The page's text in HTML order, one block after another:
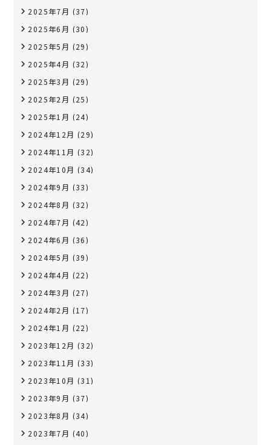
2025年7月 (37)
2025年6月 (30)
2025年5月 (29)
2025年4月 (32)
2025年3月 (29)
2025年2月 (25)
2025年1月 (24)
2024年12月 (29)
2024年11月 (32)
2024年10月 (34)
2024年9月 (33)
2024年8月 (32)
2024年7月 (42)
2024年6月 (36)
2024年5月 (39)
2024年4月 (22)
2024年3月 (27)
2024年2月 (17)
2024年1月 (22)
2023年12月 (32)
2023年11月 (33)
2023年10月 (31)
2023年9月 (37)
2023年8月 (34)
2023年7月 (40)